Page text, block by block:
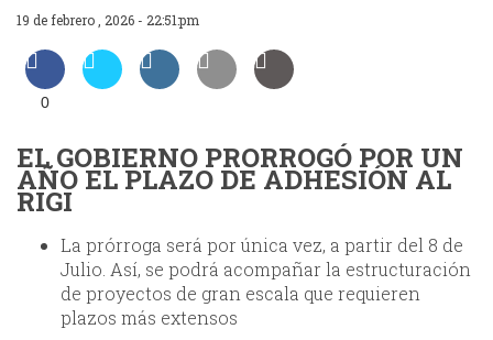
19 de febrero , 2026 - 22:51:pm
0
EL GOBIERNO PRORROGÓ POR UN
AÑO EL PLAZO DE ADHESIÓN AL
RIGI
La prórroga será por única vez, a partir del 8 de
Julio. Así, se podrá acompañar la estructuración
de proyectos de gran escala que requieren
plazos más extensos